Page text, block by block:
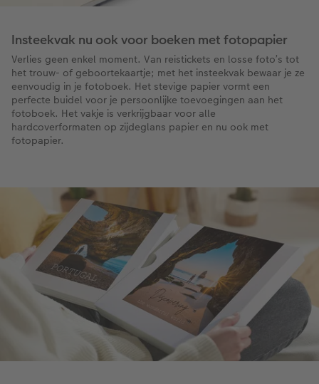
Insteekvak nu ook voor boeken met fotopapier
Verlies geen enkel moment. Van reistickets en losse foto’s tot
het trouw- of geboortekaartje; met het insteekvak bewaar je ze
eenvoudig in je fotoboek. Het stevige papier vormt een
perfecte buidel voor je persoonlijke toevoegingen aan het
fotoboek. Het vakje is verkrijgbaar voor alle
hardcoverformaten op zijdeglans papier en nu ook met
fotopapier.